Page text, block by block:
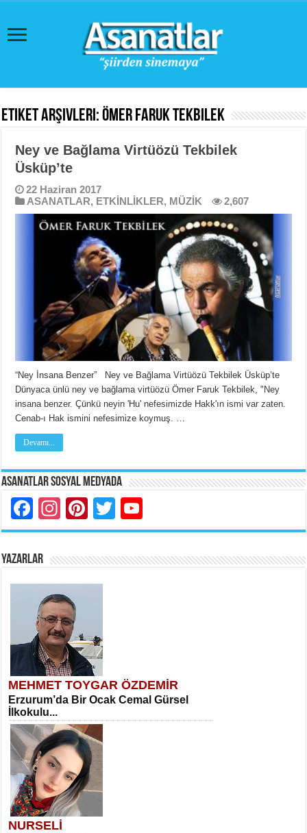
Etiket Arşivleri:Ömer Faruk Tekbilek
Ney ve Bağlama Virtüözü Tekbilek
Üsküp’te
22 Haziran 2017
ASANATLAR, ETKİNLİKLER, MÜZİK 2,607
“Ney İnsana Benzer” Ney ve Bağlama Virtüözü Tekbilek Üsküp’te
Dünyaca ünlü ney ve bağlama virtüözü Ömer Faruk Tekbilek, "Ney
insana benzer. Çünkü neyin 'Hu' nefesimizde Hakk'ın ismi var zaten.
Cenab-ı Hak ismini nefesimize koymuş. …
Devamı...
Asanatlar Sosyal Medyada
Facebook
Instagram
Pinterest
Twitter
YAZARLAR
MEHMET TOYGAR ÖZDEMİR
Erzurum’da Bir Ocak Cemal Gürsel
İlkokulu...
NURSELİ